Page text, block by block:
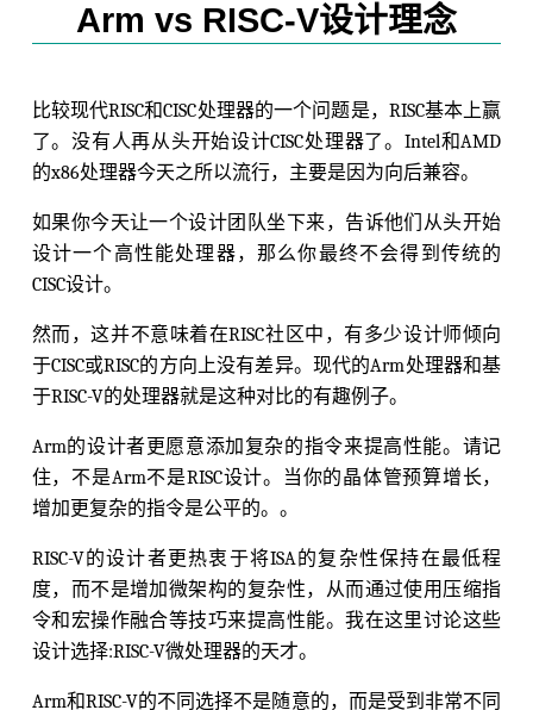
Arm vs RISC-V设计理念
比较现代RISC和CISC处理器的一个问题是，RISC基本上赢
了。没有人再从头开始设计CISC处理器了。Intel和AMD
的x86处理器今天之所以流行，主要是因为向后兼容。
如果你今天让一个设计团队坐下来，告诉他们从头开始
设计一个高性能处理器，那么你最终不会得到传统的
CISC设计。
然而，这并不意味着在RISC社区中，有多少设计师倾向
于CISC或RISC的方向上没有差异。现代的Arm处理器和基
于RISC-V的处理器就是这种对比的有趣例子。
Arm的设计者更愿意添加复杂的指令来提高性能。请记
住，不是Arm不是RISC设计。当你的晶体管预算增长，
增加更复杂的指令是公平的。。
RISC-V的设计者更热衷于将ISA的复杂性保持在最低程
度，而不是增加微架构的复杂性，从而通过使用压缩指
令和宏操作融合等技巧来提高性能。我在这里讨论这些
设计选择:RISC-V微处理器的天才。
Arm和RISC-V的不同选择不是随意的，而是受到非常不同